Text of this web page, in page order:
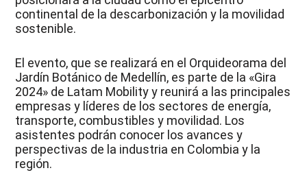
continental de la descarbonización y la movilidad
sostenible.
El evento, que se realizará en el Orquideorama del
Jardín Botánico de Medellín, es parte de la «Gira
2024» de Latam Mobility y reunirá a las principales
empresas y líderes de los sectores de energía,
transporte, combustibles y movilidad. Los
asistentes podrán conocer los avances y
perspectivas de la industria en Colombia y la
región.